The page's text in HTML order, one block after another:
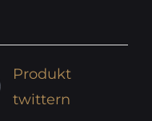
Produkt
twittern